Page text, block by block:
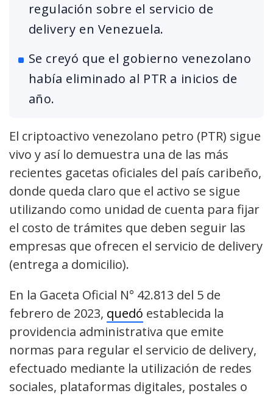
regulación sobre el servicio de
delivery en Venezuela.
Se creyó que el gobierno venezolano
había eliminado al PTR a inicios de
año.
El criptoactivo venezolano petro (PTR) sigue
vivo y así lo demuestra una de las más
recientes gacetas oficiales del país caribeño,
donde queda claro que el activo se sigue
utilizando como unidad de cuenta para fijar
el costo de trámites que deben seguir las
empresas que ofrecen el servicio de delivery
(entrega a domicilio).
En la Gaceta Oficial N° 42.813 del 5 de
febrero de 2023, quedó establecida la
providencia administrativa que emite
normas para regular el servicio de delivery,
efectuado mediante la utilización de redes
sociales, plataformas digitales, postales o